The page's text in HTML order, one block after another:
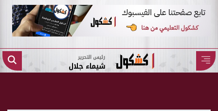
رئيس التحرير
شيماء جلال